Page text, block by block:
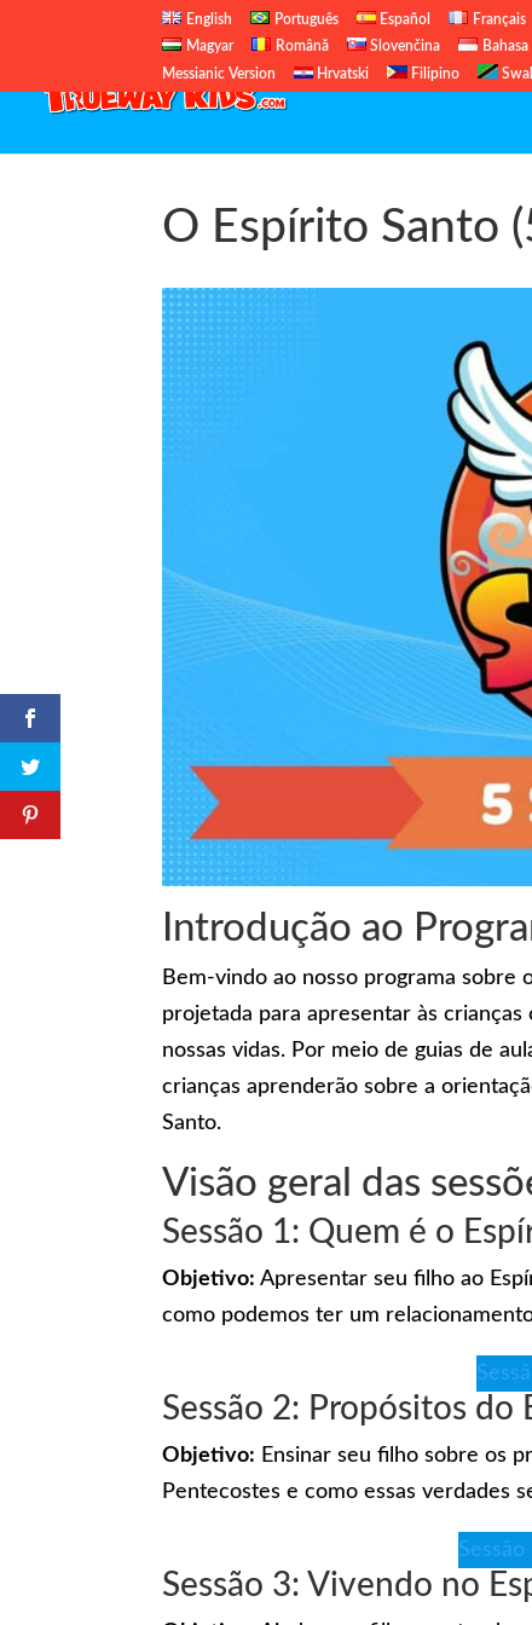
English Português Español Français
Magyar
Română Slovenčina
Messianic Version
Hrvatski Filipino
O Espírito Santo
Introdução ao
Bem-vindo ao nosso programa sobre
projetada para apresentar às
nossas vidas. Por meio de guias de
crianças aprenderão sobre a
Santo.
Visão geral das
Sessão 1: Quem é o
Objetivo: Apresentar seu filho ao
como podemos ter um
Sessão 2: Propósitos
Objetivo: Ensinar seu filho sobre os
Pentecostes e como essas verdades
Sessão 3: Vivendo no